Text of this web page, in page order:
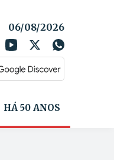
06/08/2026
HÁ 50 ANOS